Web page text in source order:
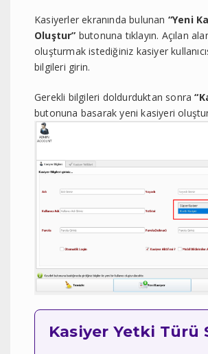
Kasiyerler ekranında bulunan “Yeni
Oluştur” butonuna tıklayın. Açılan
oluşturmak istediğiniz kasiyer
bilgileri girin.
Gerekli bilgileri doldurduktan sonra
butonuna basarak yeni kasiyeri
Kasiyer Yetki Türü